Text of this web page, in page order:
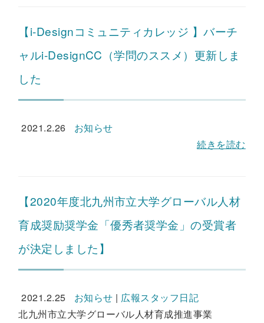
【i-Designコミュニティカレッジ 】バーチ
ャルi-DesignCC（学問のススメ）更新しま
した
2021.2.26
お知らせ
続きを読む
【2020年度北九州市立大学グローバル人材
育成奨励奨学金「優秀者奨学金」の受賞者
が決定しました】
2021.2.25 お知らせ | 広報スタッフ日記
北九州市立大学グローバル人材育成推進事業